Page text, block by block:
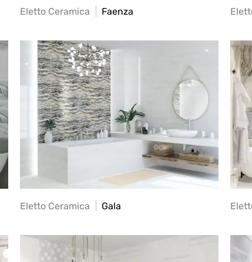
Eletto Ceramica Faenza
Eletto Ceramica Gala